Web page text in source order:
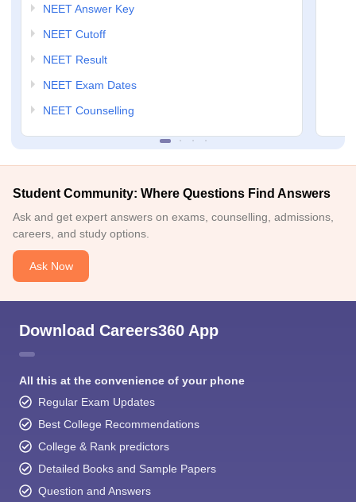
NEET Answer Key
NEET Cutoff
NEET Result
NEET Exam Dates
NEET Counselling
Student Community: Where Questions Find Answers
Ask and get expert answers on exams, counselling, admissions,
careers, and study options.
Ask Now
Download Careers360 App
All this at the convenience of your phone
Regular Exam Updates
Best College Recommendations
College & Rank predictors
Detailed Books and Sample Papers
Question and Answers